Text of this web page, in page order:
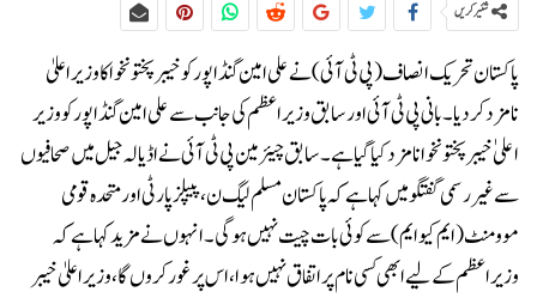
شئیر کریں
پاکستان تحریک انصاف (پی ٹی آئی) نے علی امین گنڈاپور کو خیبرپختونخوا کا وزیراعلیٰ
نامزد کر دیا۔بانی پی ٹی آئی اور سابق وزیراعظم کی جانب سے علی امین گنڈاپور کو وزیر
اعلی ٰخیبرپختونخوا نامزد کیا گیا ہے۔سابق چیئرمین پی ٹی آئی نے اڈیالہ جیل میں صحافیوں
سے غیر رسمی گفتگو میں کہا ہے کہ پاکستان مسلم لیگ ن، پیپلز پارٹی اور متحدہ قومی
موومنٹ (ایم کیو ایم) سے کوئی بات چیت نہیں ہو گی۔انہوں نے مزید کہا ہے کہ
وزیراعظم کے لیے ابھی کسی نام پر اتفاق نہیں ہوا، اس پر غور کروں گا، وزیراعلیٰ خیبر